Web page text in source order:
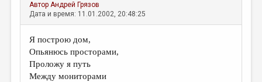
АвторАндрей Грязов
Дата и время: 11.01.2002, 20:48:25
Я построю дом,
Опьянюсь просторами,
Проложу я путь
Между мониторами